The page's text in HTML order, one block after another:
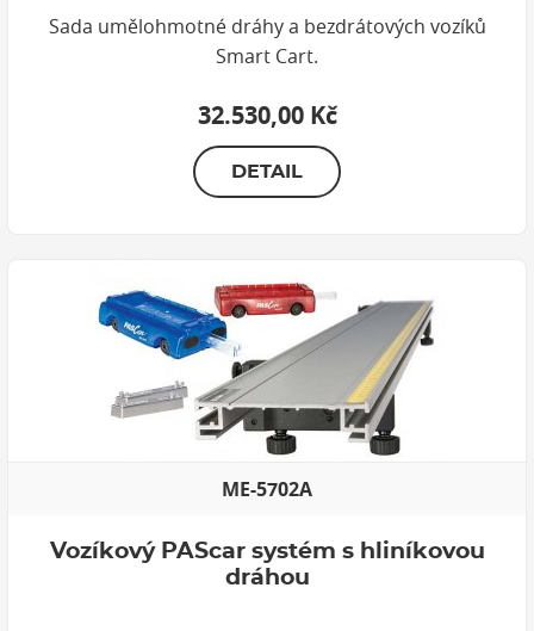
Sada umělohmotné dráhy a bezdrátových vozíků
Smart Cart.
32.530,00 Kč
DETAIL
ME-5702A
Vozíkový PAScar systém s hliníkovou
dráhou